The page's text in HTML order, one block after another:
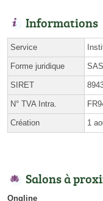
Informations
Service
Forme juridique SAS
SIRET
N° TVA Intra.
Création 1
Salons à
Ongline